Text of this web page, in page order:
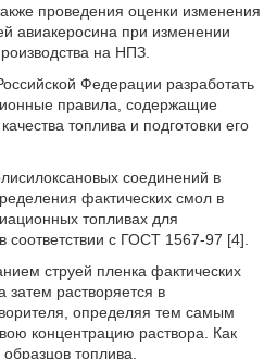
проведения оценки изменения
авиакеросина при изменении
на НПЗ.
Федерации разработать
правила, содержащие
топлива и подготовки его
соединений в
фактических смол в
топливах для
соответствии с ГОСТ 1567-97 [4].
струей пленка фактических
затем растворяется в
определяя тем самым
концентрацию раствора. Как
топлива.